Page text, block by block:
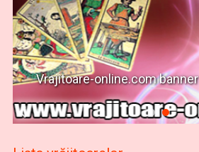
Vrajitoare-online.com banner